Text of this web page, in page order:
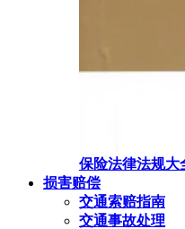
保险法律法规大
损害赔偿
交通索赔指南
交通事故处理